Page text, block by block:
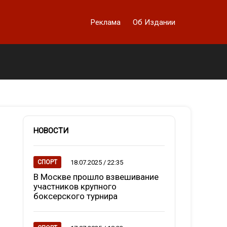
Реклама Об Издании
НОВОСТИ
СПОРТ 18.07.2025 / 22:35
В Москве прошло взвешивание
участников крупного
боксерского турнира